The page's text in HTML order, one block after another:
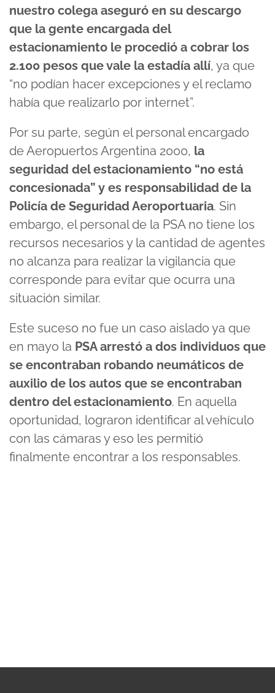
nuestro colega aseguró en su descargo
que la gente encargada del
estacionamiento le procedió a cobrar los
2.100 pesos que vale la estadía allí, ya que
“no podían hacer excepciones y el reclamo
había que realizarlo por internet”.
Por su parte, según el personal encargado
de Aeropuertos Argentina 2000, la
seguridad del estacionamiento “no está
concesionada” y es responsabilidad de la
Policía de Seguridad Aeroportuaria. Sin
embargo, el personal de la PSA no tiene los
recursos necesarios y la cantidad de agentes
no alcanza para realizar la vigilancia que
corresponde para evitar que ocurra una
situación similar.
Este suceso no fue un caso aislado ya que
en mayo la PSA arrestó a dos individuos que
se encontraban robando neumáticos de
auxilio de los autos que se encontraban
dentro del estacionamiento. En aquella
oportunidad, lograron identificar al vehículo
con las cámaras y eso les permitió
finalmente encontrar a los responsables.